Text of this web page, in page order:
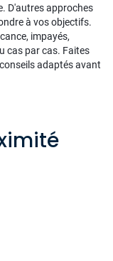
D'autres approches
à vos objectifs.
impayés,
cas par cas. Faites
adaptés avant